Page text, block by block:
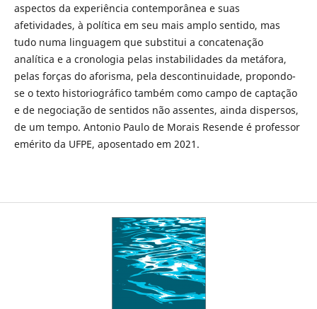
aspectos da experiência contemporânea e suas
afetividades, à política em seu mais amplo sentido, mas
tudo numa linguagem que substitui a concatenação
analítica e a cronologia pelas instabilidades da metáfora,
pelas forças do aforisma, pela descontinuidade, propondo-
se o texto historiográfico também como campo de captação
e de negociação de sentidos não assentes, ainda dispersos,
de um tempo. Antonio Paulo de Morais Resende é professor
emérito da UFPE, aposentado em 2021.